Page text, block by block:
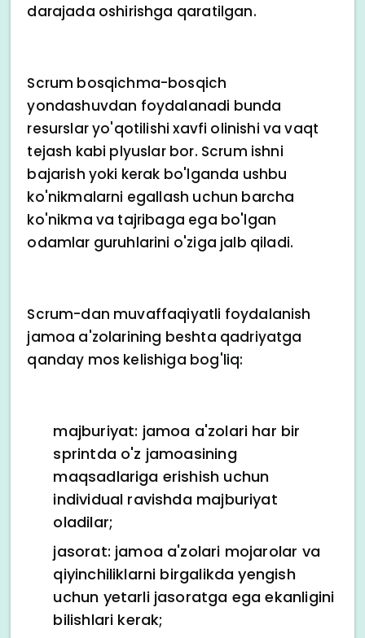
darajada oshirishga qaratilgan.
Scrum bosqichma-bosqich
yondashuvdan foydalanadi bunda
resurslar yo'qotilishi xavfi olinishi va vaqt
tejash kabi plyuslar bor. Scrum ishni
bajarish yoki kerak bo'lganda ushbu
ko'nikmalarni egallash uchun barcha
ko'nikma va tajribaga ega bo'lgan
odamlar guruhlarini o'ziga jalb qiladi.
Scrum-dan muvaffaqiyatli foydalanish
jamoa a'zolarining beshta qadriyatga
qanday mos kelishiga bog'liq:
majburiyat: jamoa a'zolari har bir
sprintda o'z jamoasining
maqsadlariga erishish uchun
individual ravishda majburiyat
oladilar;
jasorat: jamoa a'zolari mojarolar va
qiyinchiliklarni birgalikda yengish
uchun yetarli jasoratga ega ekanligini
bilishlari kerak;